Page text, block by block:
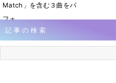
Match」を含む３曲をパ
フォ
3月15日 13時18分
記事の検索